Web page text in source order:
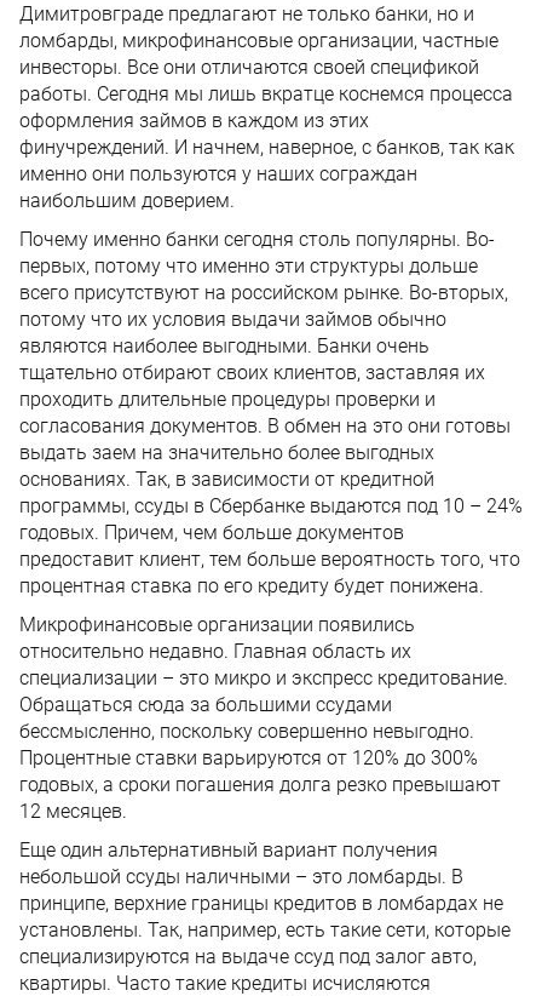
Димитровграде предлагают не только банки, но и
ломбарды, микрофинансовые организации, частные
инвесторы. Все они отличаются своей спецификой
работы. Сегодня мы лишь вкратце коснемся процесса
оформления займов в каждом из этих
финучреждений. И начнем, наверное, с банков, так как
именно они пользуются у наших сограждан
наибольшим доверием.
Почему именно банки сегодня столь популярны. Во-
первых, потому что именно эти структуры дольше
всего присутствуют на российском рынке. Во-вторых,
потому что их условия выдачи займов обычно
являются наиболее выгодными. Банки очень
тщательно отбирают своих клиентов, заставляя их
проходить длительные процедуры проверки и
согласования документов. В обмен на это они готовы
выдать заем на значительно более выгодных
основаниях. Так, в зависимости от кредитной
программы, ссуды в Сбербанке выдаются под 10 – 24%
годовых. Причем, чем больше документов
предоставит клиент, тем больше вероятность того, что
процентная ставка по его кредиту будет понижена.
Микрофинансовые организации появились
относительно недавно. Главная область их
специализации – это микро и экспресс кредитование.
Обращаться сюда за большими ссудами
бессмысленно, поскольку совершенно невыгодно.
Процентные ставки варьируются от 120% до 300%
годовых, а сроки погашения долга резко превышают
12 месяцев.
Еще один альтернативный вариант получения
небольшой ссуды наличными – это ломбарды. В
принципе, верхние границы кредитов в ломбардах не
установлены. Так, например, есть такие сети, которые
специализируются на выдаче ссуд под залог авто,
квартиры. Часто такие кредиты исчисляются